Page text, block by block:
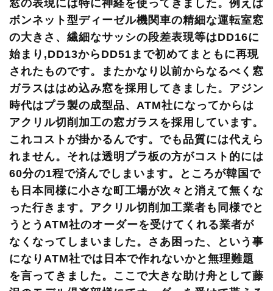
窓の表現には特に神経を使ってきました。例えば
ボンネット型ディーゼル機関車の精細な運転室窓
の大きさ、繊細なサッシの段差表現等はDD16に
始まり,DD13からDD51まで初めてまともに再現
されたものです。またかなり以前からなるべく窓
ガラスははめ込み窓を採用してきました。アジン
時代はプラ製の成型品、ATM社になってからは
アクリル切削加工の窓ガラスを採用しています。
これコストが掛かるんです。でも品質には代えら
れません。それは透明プラ板の方がコスト的には
60分の1程で済んでしまいます。ところが韓国で
も日本同様に小さな町工場が次々と消えて無くな
った行きます。アクリル切削加工業者も同様でと
うとうATM社のオーダーを受けてくれる業者が
なくなってしまいました。さあ困った、という事
になりATM社では日本で作れないかと無理難題
を言ってきました。ここで大きな助け舟として藤